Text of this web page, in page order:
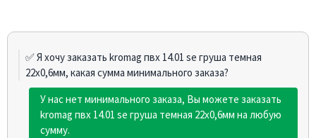
✅ Я хочу заказать kromag пвх 14.01 sе груша темная
22х0,6мм, какая сумма минимального заказа?
У нас нет минимального заказа, Вы можете заказать
kromag пвх 14.01 sе груша темная 22х0,6мм на любую
сумму.